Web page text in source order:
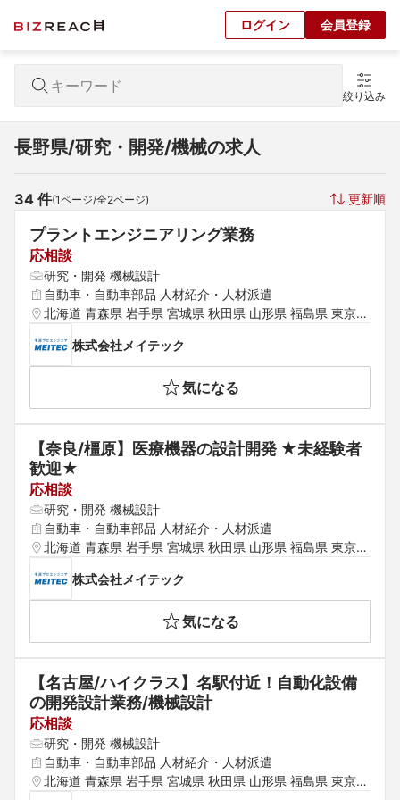
ログイン 会員登録
絞り込み
長野県/研究・開発/機械の求人
34 件(1ページ/全2ページ) 更新順
プラントエンジニアリング業務
応相談
研究・開発 機械設計
自動車・自動車部品 人材紹介・人材派遣
北海道 青森県 岩手県 宮城県 秋田県 山形県 福島県 東京都
県 岐阜県 三重県 山梨県 新潟県 石川県 福井県 長野県 大
阪府 京都府 兵庫県 滋賀県 奈良県 和歌山県 鳥取県 島根県
岡山県 広島県 山口県 徳島県 香川県 愛媛県 高知県 福岡県
佐賀県 長崎県 熊本県 大分県 宮崎県 鹿児島県
株式会社メイテック
気になる
【奈良/橿原】医療機器の設計開発 ★未経験者
歓迎★
応相談
研究・開発 機械設計
自動車・自動車部品 人材紹介・人材派遣
北海道 青森県 岩手県 宮城県 秋田県 山形県 福島県 東京都
県 岐阜県 三重県 山梨県 新潟県 石川県 福井県 長野県 大
阪府 京都府 兵庫県 滋賀県 奈良県 和歌山県 鳥取県 島根県
岡山県 広島県 山口県 徳島県 香川県 愛媛県 高知県 福岡県
佐賀県 長崎県 熊本県 大分県 宮崎県 鹿児島県
株式会社メイテック
気になる
【名古屋/ハイクラス】名駅付近！自動化設備
の開発設計業務/機械設計
応相談
研究・開発 機械設計
自動車・自動車部品 人材紹介・人材派遣
北海道 青森県 岩手県 宮城県 秋田県 山形県 福島県 東京都